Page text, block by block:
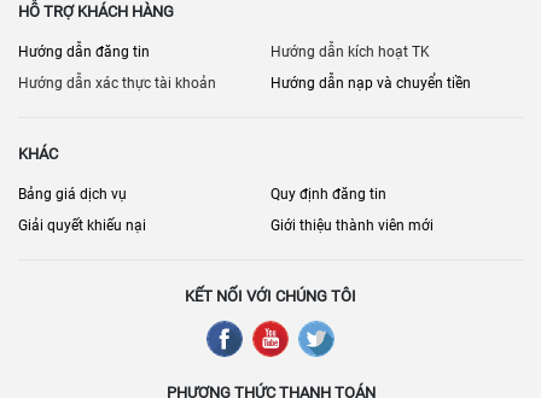
HỖ TRỢ KHÁCH HÀNG
Hướng dẫn đăng tin
Hướng dẫn kích hoạt TK
Hướng dẫn xác thực tài khoản
Hướng dẫn nạp và chuyển tiền
KHÁC
Bảng giá dịch vụ
Quy định đăng tin
Giải quyết khiếu nại
Giới thiệu thành viên mới
KẾT NỐI VỚI CHÚNG TÔI
PHƯƠNG THỨC THANH TOÁN